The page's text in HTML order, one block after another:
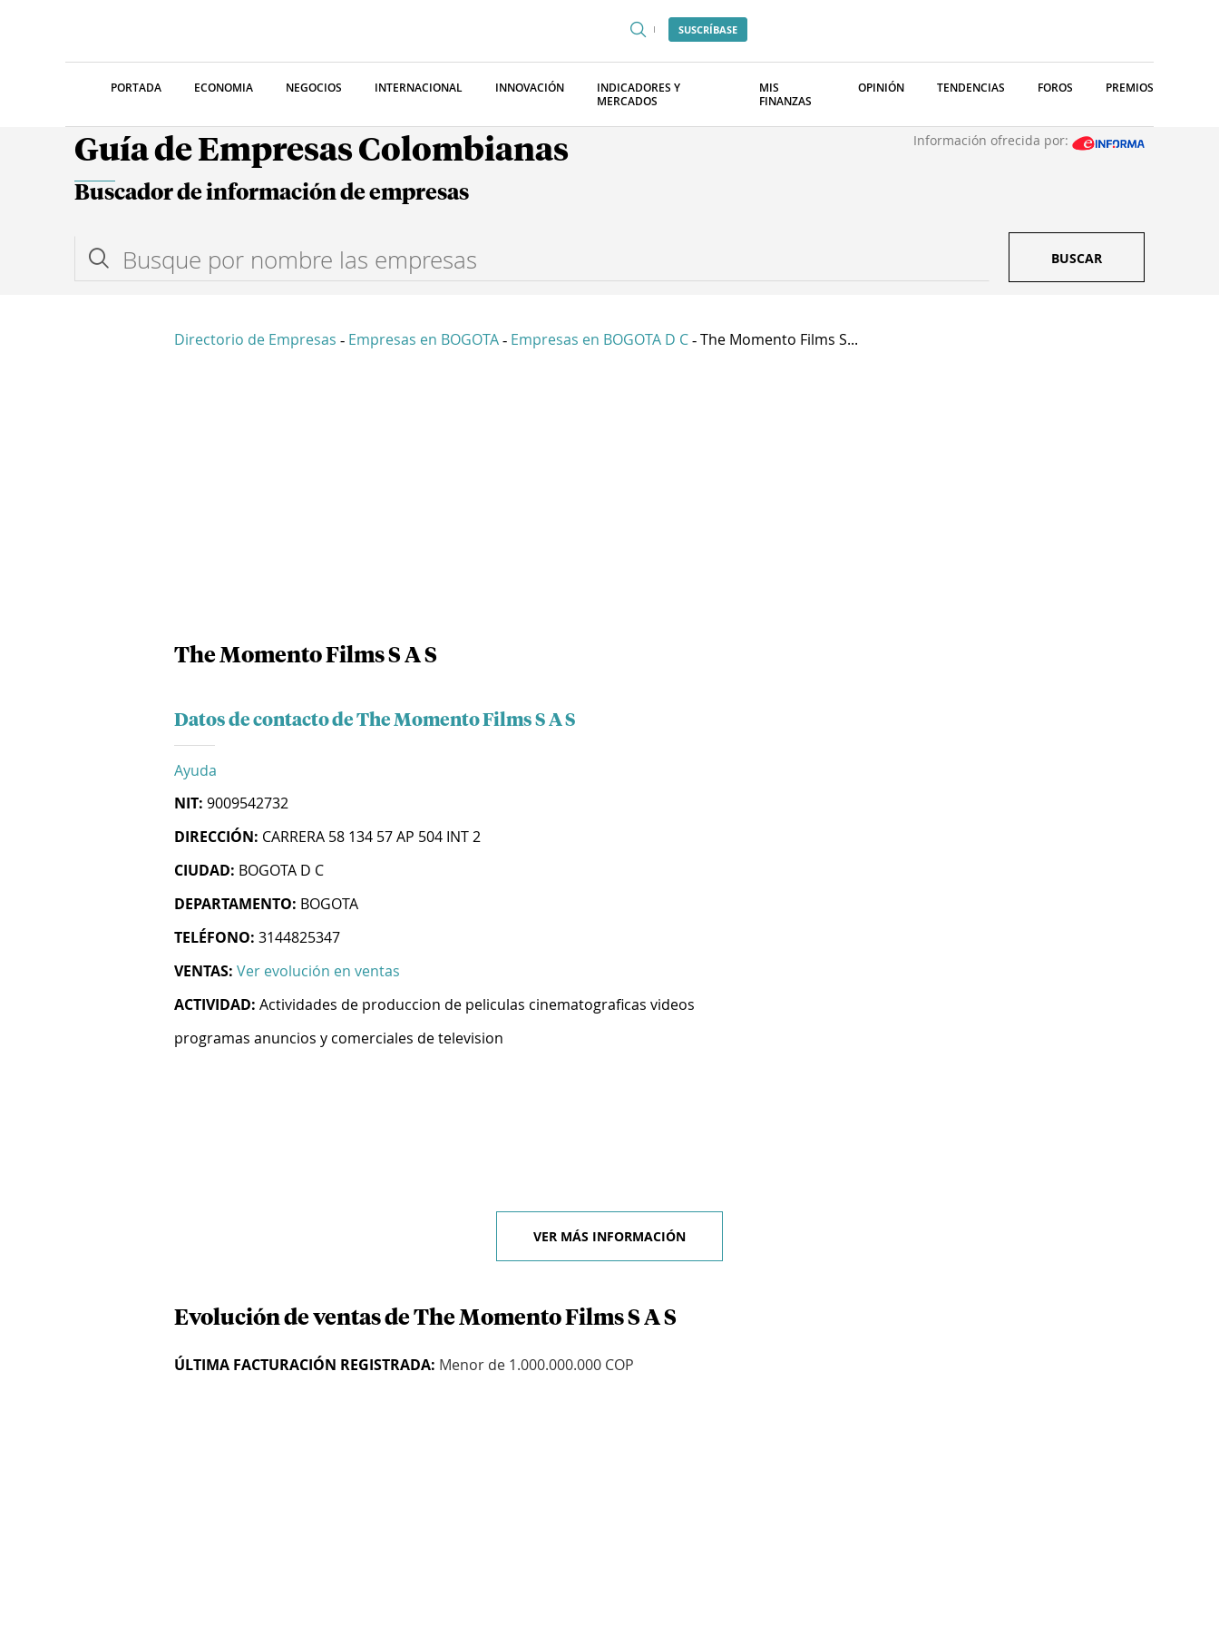
SUSCRÍBASE
PORTADA ECONOMIA NEGOCIOS INTERNACIONAL INNOVACIÓN
INDICADORES Y
MERCADOS
MIS
FINANZAS
OPINIÓN TENDENCIAS FOROS PREMIOS
Guía de Empresas Colombianas Información ofrecida por:
Buscador de información de empresas
BUSCAR
Directorio de Empresas - Empresas en BOGOTA - Empresas en BOGOTA D C - The Momento Films S...
The Momento Films S A S
Datos de contacto de The Momento Films S A S
Ayuda
NIT: 9009542732
DIRECCIÓN: CARRERA 58 134 57 AP 504 INT 2
CIUDAD: BOGOTA D C
DEPARTAMENTO: BOGOTA
TELÉFONO: 3144825347
VENTAS: Ver evolución en ventas
ACTIVIDAD: Actividades de produccion de peliculas cinematograficas videos
programas anuncios y comerciales de television
VER MÁS INFORMACIÓN
Evolución de ventas de The Momento Films S A S
ÚLTIMA FACTURACIÓN REGISTRADA: Menor de 1.000.000.000 COP